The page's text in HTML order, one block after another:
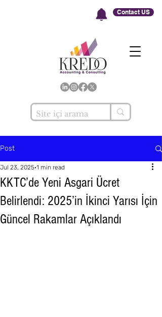
Contact US
Post
KKTC’de Yeni Asgari Ücret
Belirlendi: 2025’in İkinci Yarısı İçin
Güncel Rakamlar Açıklandı
Jul 23, 2025 1 min read